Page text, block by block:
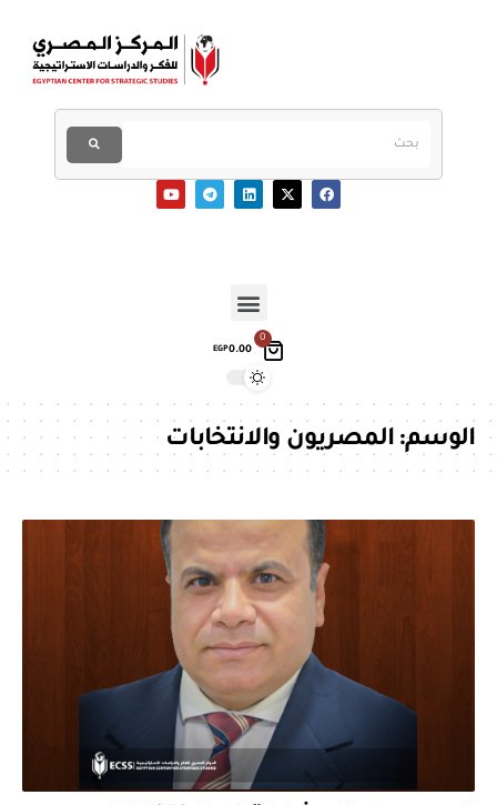
0
EGP0.00
الوسم:المصريون والانتخابات